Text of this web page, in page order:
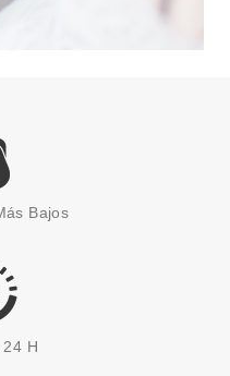
Bajos
H